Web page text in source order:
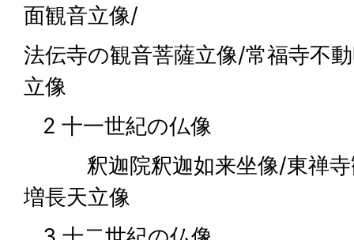
面観音立像/
法伝寺の観音菩薩立像/常福寺不
立像
2 十一世紀の仏像
釈迦院釈迦如来坐像/東禅寺
増長天立像